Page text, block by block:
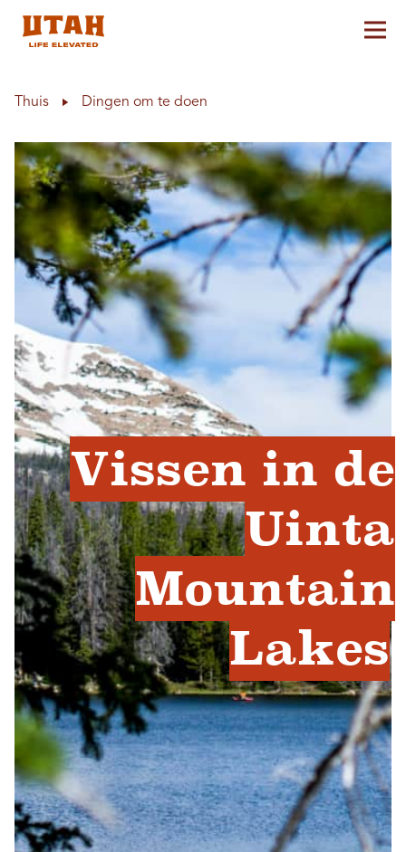
Thuis Dingen om te doen
Vissen in de
Uinta
Mountain
Lakes